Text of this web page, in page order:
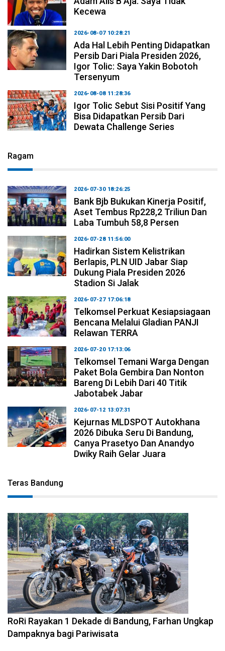
Kecewa
2026-08-07 10:28:21
Ada Hal Lebih Penting Didapatkan
Persib Dari Piala Presiden 2026,
Igor Tolic: Saya Yakin Bobotoh
Tersenyum
2026-08-08 11:28:36
Igor Tolic Sebut Sisi Positif Yang
Bisa Didapatkan Persib Dari
Dewata Challenge Series
Ragam
2026-07-30 18:26:25
Bank Bjb Bukukan Kinerja Positif,
Aset Tembus Rp228,2 Triliun Dan
Laba Tumbuh 58,8 Persen
2026-07-28 11:56:00
Hadirkan Sistem Kelistrikan
Berlapis, PLN UID Jabar Siap
Dukung Piala Presiden 2026
Stadion Si Jalak
2026-07-27 17:06:18
Telkomsel Perkuat Kesiapsiagaan
Bencana Melalui Gladian PANJI
Relawan TERRA
2026-07-20 17:13:06
Telkomsel Temani Warga Dengan
Paket Bola Gembira Dan Nonton
Bareng Di Lebih Dari 40 Titik
Jabotabek Jabar
2026-07-12 13:07:31
Kejurnas MLDSPOT Autokhana
2026 Dibuka Seru Di Bandung,
Canya Prasetyo Dan Anandyo
Dwiky Raih Gelar Juara
Teras Bandung
2026-08-09 09:55:44
RoRi Rayakan 1 Dekade di Bandung, Farhan Ungkap
Dampaknya bagi Pariwisata